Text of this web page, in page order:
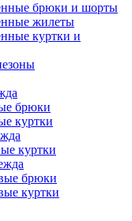
брюки и шорты
жилеты
куртки и
брюки
куртки
куртки
брюки
куртки